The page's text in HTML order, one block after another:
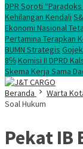
DPR Soroti
Kehilangan Kendali
Ekonomi Nasional
Pertamina Terapkan
BUMN Strategis
8℅Komisi II DPRD
Skema Kerja Sama
Beranda
Warta
Soal Hukum
Pekat IB